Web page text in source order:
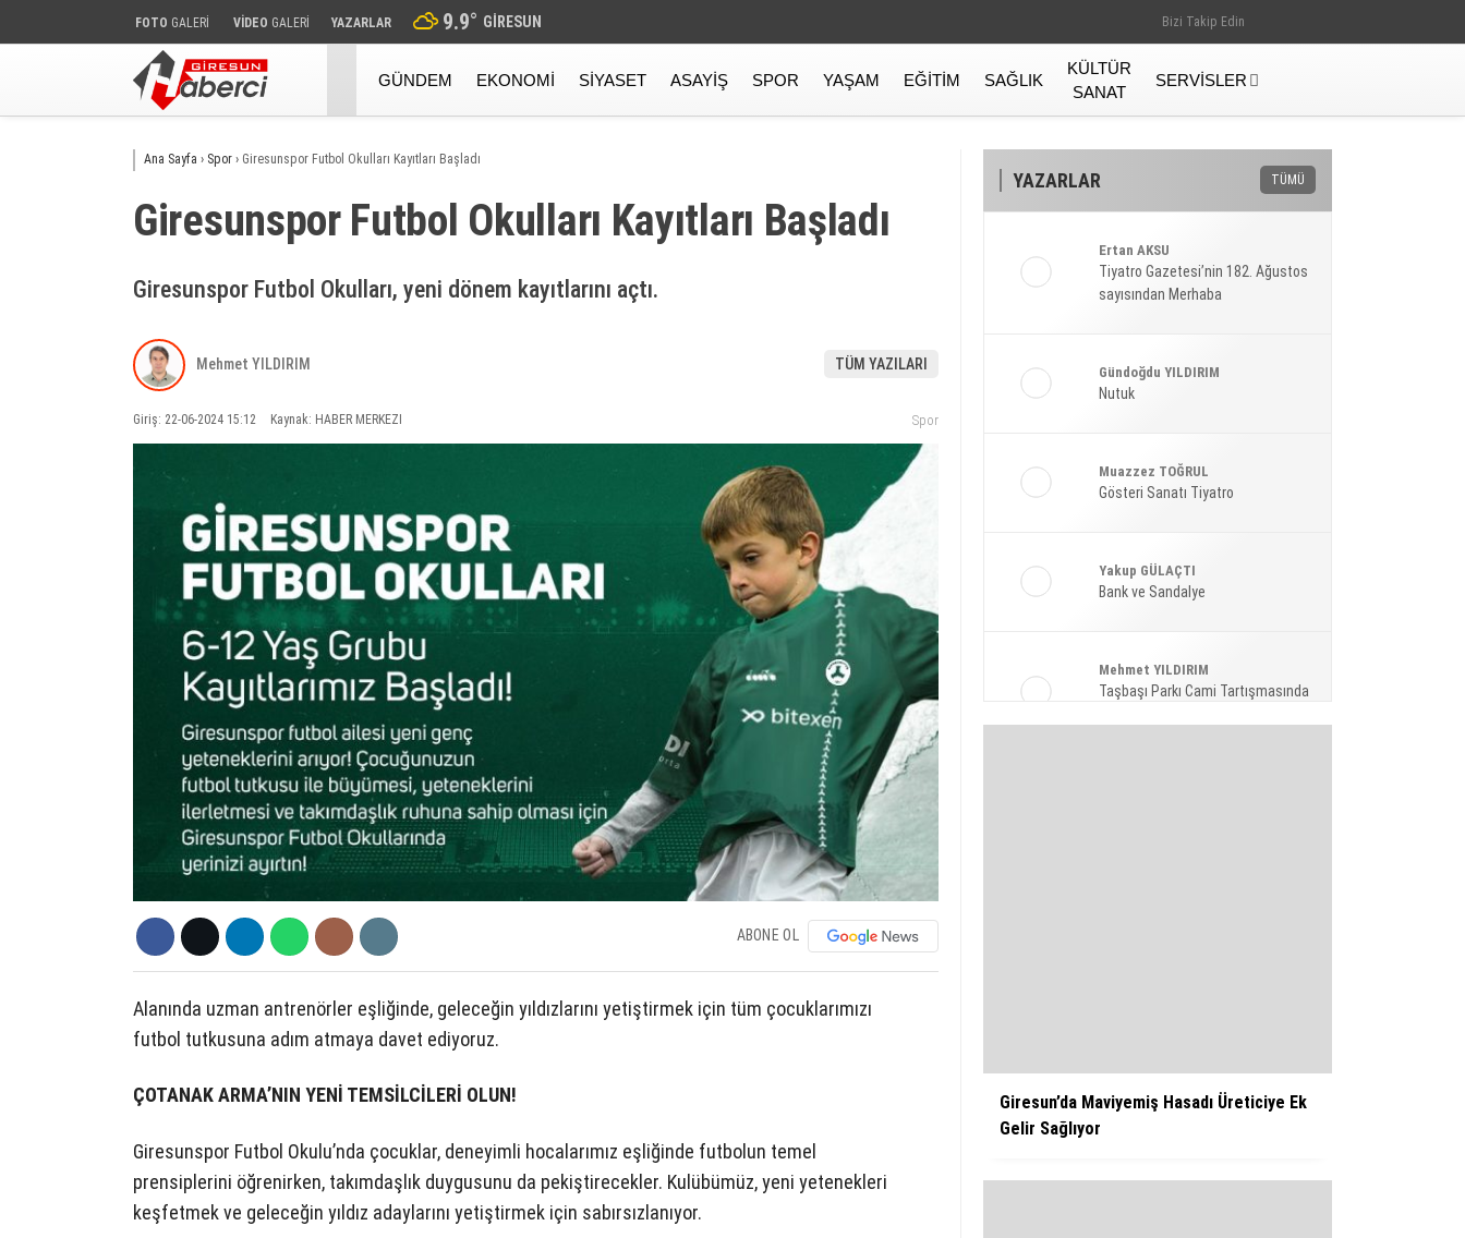
Ekonomi
FOTO GALERİ VİDEO GALERİ YAZARLAR 9.9° GIRESUN Bizi Takip Edin
GÜNDEM EKONOMI SIYASET ASAYIŞ SPOR YAŞAM EĞITIM SAĞLIK
KÜLTÜR
SANAT
SERVISLER
Ana Sayfa › Spor › Giresunspor Futbol Okulları Kayıtları Başladı
Giresunspor Futbol Okulları Kayıtları Başladı
Giresunspor Futbol Okulları, yeni dönem kayıtlarını açtı.
Mehmet YILDIRIM TÜM YAZILARI
Giriş: 22-06-2024 15:12 Kaynak: HABER MERKEZI Spor
ABONE OL
Alanında uzman antrenörler eşliğinde, geleceğin yıldızlarını yetiştirmek için tüm çocuklarımızı
futbol tutkusuna adım atmaya davet ediyoruz.
ÇOTANAK ARMA’NIN YENİ TEMSİLCİLERİ OLUN!
Giresunspor Futbol Okulu’nda çocuklar, deneyimli hocalarımız eşliğinde futbolun temel
prensiplerini öğrenirken, takımdaşlık duygusunu da pekiştirecekler. Kulübümüz, yeni yetenekleri
keşfetmek ve geleceğin yıldız adaylarını yetiştirmek için sabırsızlanıyor.
YAZARLAR TÜMÜ
Ertan AKSU
Tiyatro Gazetesi’nin 182. Ağustos
sayısından Merhaba
Gündoğdu YILDIRIM
Nutuk
Muazzez TOĞRUL
Gösteri Sanatı Tiyatro
Yakup GÜLAÇTI
Bank ve Sandalye
Mehmet YILDIRIM
Taşbaşı Parkı Cami Tartışmasında
Giresun’da Maviyemiş Hasadı Üreticiye Ek
Gelir Sağlıyor